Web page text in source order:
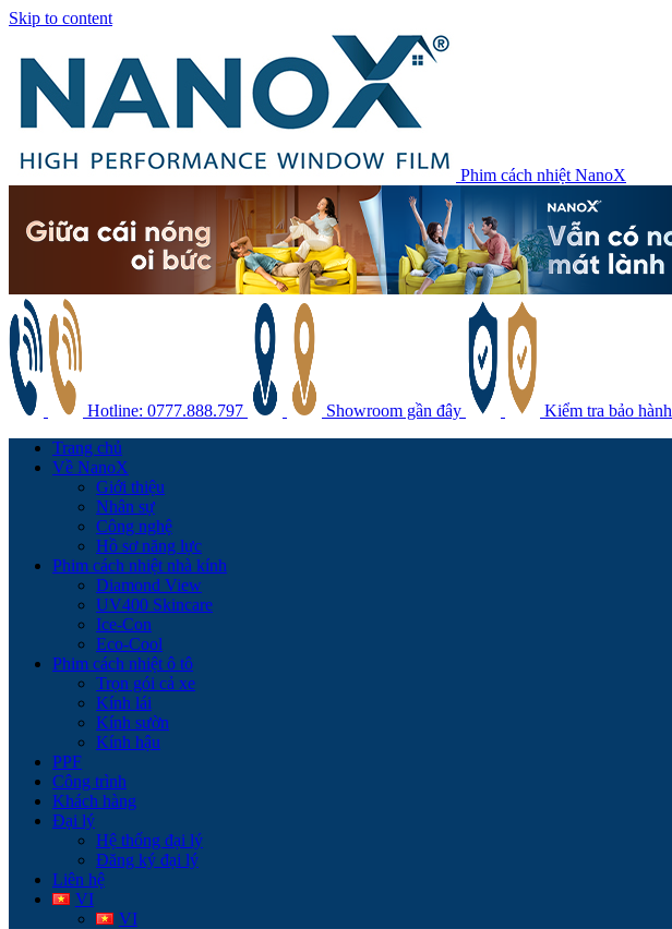
Skip to content
Phim cách nhiệt NanoX
Hotline: 0777.888.797 Showroom gần đây
Kiểm tra bảo hành
Trang chủ
Về NanoX
Giới thiệu
Nhân sự
Công nghệ
Hồ sơ năng lực
Phim cách nhiệt nhà kính
Diamond View
UV400 Skincare
Ice-Con
Eco-Cool
Phim cách nhiệt ô tô
Trọn gói cả xe
Kính lái
Kính sườn
Kính hậu
PPF
Công trình
Khách hàng
Đại lý
Hệ thống đại lý
Đăng ký đại lý
Liên hệ
VI
VI